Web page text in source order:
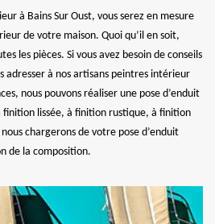
à Bains Sur Oust, vous serez en mesure
de votre maison. Quoi qu’il en soit,
les pièces. Si vous avez besoin de conseils
adresser à nos artisans peintres intérieur
nous pouvons réaliser une pose d’enduit
lissée, à finition rustique, à finition
chargerons de votre pose d’enduit
de la composition.